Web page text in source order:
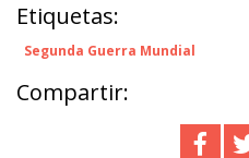
Etiquetas:
Segunda Guerra Mundial
Compartir: